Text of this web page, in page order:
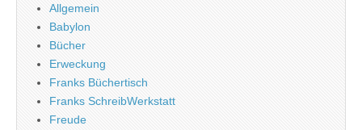
Allgemein
Babylon
Bücher
Erweckung
Franks Büchertisch
Franks SchreibWerkstatt
Freude